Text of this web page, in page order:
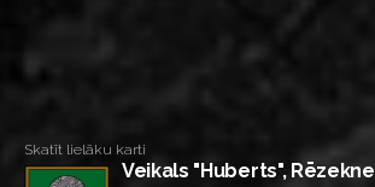
Skatīt lielāku karti
Veikals "Huberts", Rēzekne